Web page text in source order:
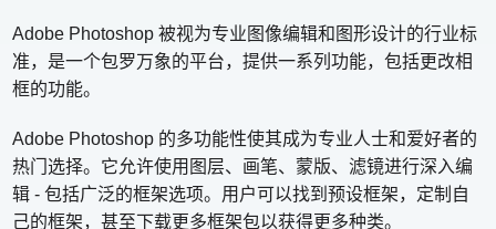
Adobe Photoshop 被视为专业图像编辑和图形设计的行业标
准，是一个包罗万象的平台，提供一系列功能，包括更改相
框的功能。
Adobe Photoshop 的多功能性使其成为专业人士和爱好者的
热门选择。它允许使用图层、画笔、蒙版、滤镜进行深入编
辑 - 包括广泛的框架选项。用户可以找到预设框架，定制自
己的框架，甚至下载更多框架包以获得更多种类。